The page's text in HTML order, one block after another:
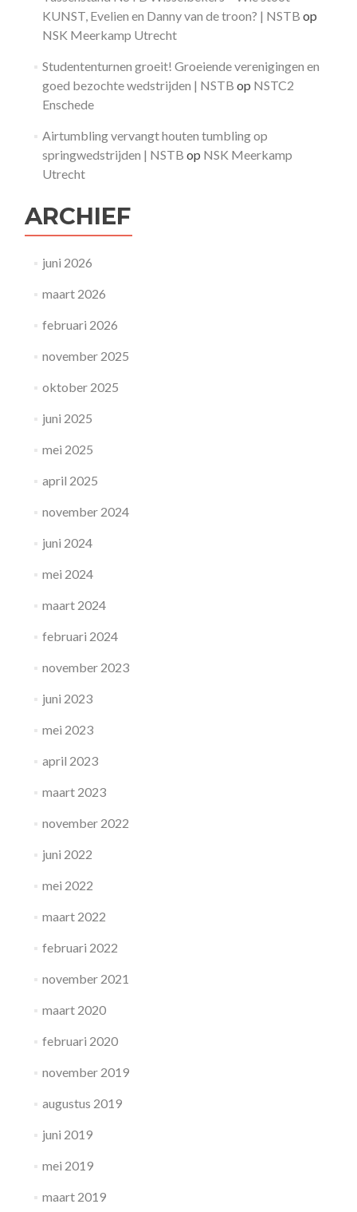
KUNST, Evelien en Danny van de troon? | NSTB op
NSK Meerkamp Utrecht
Studententurnen groeit! Groeiende verenigingen en
goed bezochte wedstrijden | NSTB op NSTC2
Enschede
Airtumbling vervangt houten tumbling op
springwedstrijden | NSTB op NSK Meerkamp
Utrecht
ARCHIEF
juni 2026
maart 2026
februari 2026
november 2025
oktober 2025
juni 2025
mei 2025
april 2025
november 2024
juni 2024
mei 2024
maart 2024
februari 2024
november 2023
juni 2023
mei 2023
april 2023
maart 2023
november 2022
juni 2022
mei 2022
maart 2022
februari 2022
november 2021
maart 2020
februari 2020
november 2019
augustus 2019
juni 2019
mei 2019
maart 2019